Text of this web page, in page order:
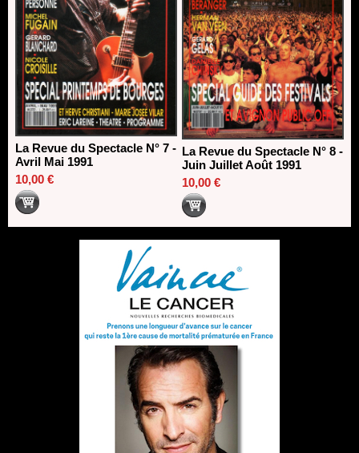
La Revue du Spectacle N° 7 -
Avril Mai 1991
10,00 €
La Revue du Spectacle N° 8 -
Juin Juillet Août 1991
10,00 €